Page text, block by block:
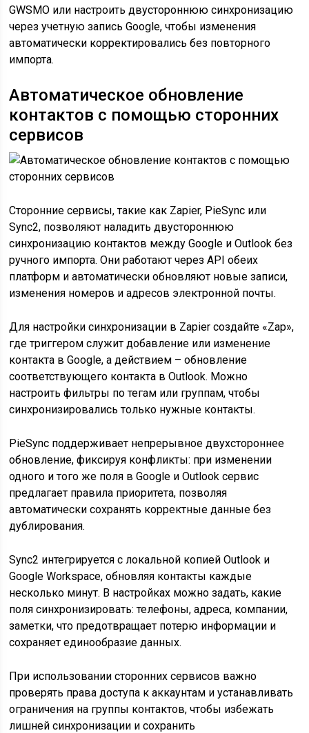
GWSMO или настроить двустороннюю синхронизацию
через учетную запись Google, чтобы изменения
автоматически корректировались без повторного
импорта.
Автоматическое обновление
контактов с помощью сторонних
сервисов
Сторонние сервисы, такие как Zapier, PieSync или
Sync2, позволяют наладить двустороннюю
синхронизацию контактов между Google и Outlook без
ручного импорта. Они работают через API обеих
платформ и автоматически обновляют новые записи,
изменения номеров и адресов электронной почты.
Для настройки синхронизации в Zapier создайте «Zap»,
где триггером служит добавление или изменение
контакта в Google, а действием – обновление
соответствующего контакта в Outlook. Можно
настроить фильтры по тегам или группам, чтобы
синхронизировались только нужные контакты.
PieSync поддерживает непрерывное двухстороннее
обновление, фиксируя конфликты: при изменении
одного и того же поля в Google и Outlook сервис
предлагает правила приоритета, позволяя
автоматически сохранять корректные данные без
дублирования.
Sync2 интегрируется с локальной копией Outlook и
Google Workspace, обновляя контакты каждые
несколько минут. В настройках можно задать, какие
поля синхронизировать: телефоны, адреса, компании,
заметки, что предотвращает потерю информации и
сохраняет единообразие данных.
При использовании сторонних сервисов важно
проверять права доступа к аккаунтам и устанавливать
ограничения на группы контактов, чтобы избежать
лишней синхронизации и сохранить